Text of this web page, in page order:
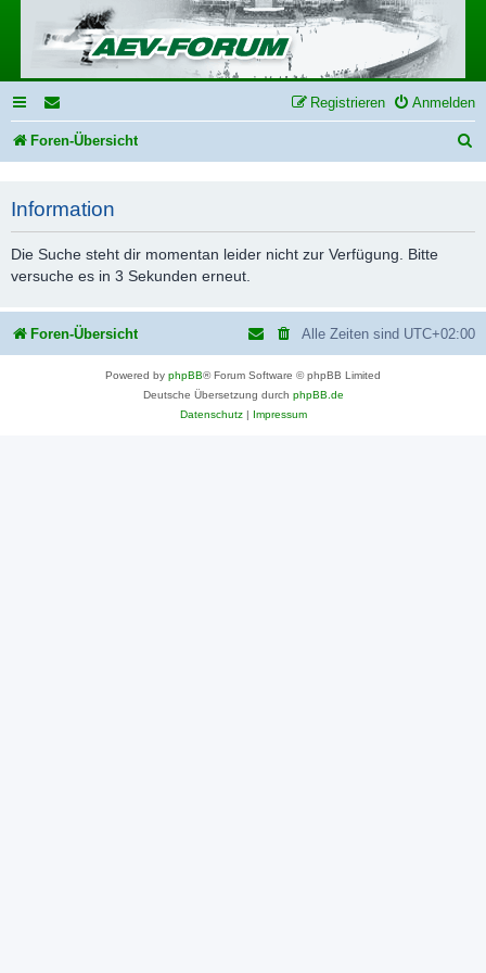
Anmelden
Registrieren
Foren-Übersicht
h
Information
Die Suche steht dir momentan leider nicht zur Verfügung. Bitte
versuche es in 3 Sekunden erneut.
Foren-Übersicht Alle Zeiten sind UTC+02:00
Powered by phpBB® Forum Software © phpBB Limited
Deutsche Übersetzung durch phpBB.de
Datenschutz| Impressum